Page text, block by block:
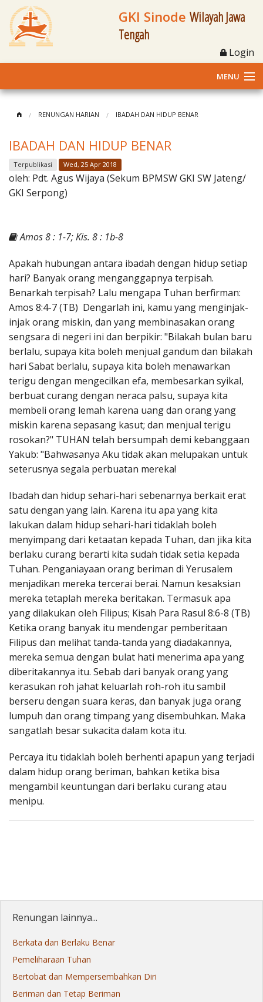
GKI Sinode Wilayah Jawa
Tengah
Login
MENU
Klasis dan Jemaat
Berita Kegiatan
Materi
Penerbitan
RENUNGAN HARIAN IBADAH DAN HIDUP BENAR
IBADAH DAN HIDUP BENAR
Terpublikasi Wed, 25 Apr 2018
oleh: Pdt. Agus Wijaya (Sekum BPMSW GKI SW Jateng/
GKI Serpong)
Amos 8 : 1-7; Kis. 8 : 1b-8
Apakah hubungan antara ibadah dengan hidup setiap
hari? Banyak orang menganggapnya terpisah.
Benarkah terpisah? Lalu mengapa Tuhan berfirman:
Amos 8:4-7 (TB) Dengarlah ini, kamu yang menginjak-
injak orang miskin, dan yang membinasakan orang
sengsara di negeri ini dan berpikir: "Bilakah bulan baru
berlalu, supaya kita boleh menjual gandum dan bilakah
hari Sabat berlalu, supaya kita boleh menawarkan
terigu dengan mengecilkan efa, membesarkan syikal,
berbuat curang dengan neraca palsu, supaya kita
membeli orang lemah karena uang dan orang yang
miskin karena sepasang kasut; dan menjual terigu
rosokan?" TUHAN telah bersumpah demi kebanggaan
Yakub: "Bahwasanya Aku tidak akan melupakan untuk
seterusnya segala perbuatan mereka!
Ibadah dan hidup sehari-hari sebenarnya berkait erat
satu dengan yang lain. Karena itu apa yang kita
lakukan dalam hidup sehari-hari tidaklah boleh
menyimpang dari ketaatan kepada Tuhan, dan jika kita
berlaku curang berarti kita sudah tidak setia kepada
Tuhan. Penganiayaan orang beriman di Yerusalem
menjadikan mereka tercerai berai. Namun kesaksian
mereka tetaplah mereka beritakan. Termasuk apa
yang dilakukan oleh Filipus; Kisah Para Rasul 8:6-8 (TB)
Ketika orang banyak itu mendengar pemberitaan
Filipus dan melihat tanda-tanda yang diadakannya,
mereka semua dengan bulat hati menerima apa yang
diberitakannya itu. Sebab dari banyak orang yang
kerasukan roh jahat keluarlah roh-roh itu sambil
berseru dengan suara keras, dan banyak juga orang
lumpuh dan orang timpang yang disembuhkan. Maka
sangatlah besar sukacita dalam kota itu.
Percaya itu tidaklah boleh berhenti apapun yang terjadi
dalam hidup orang beriman, bahkan ketika bisa
mengambil keuntungan dari berlaku curang atau
menipu.
Renungan lainnya...
Berkata dan Berlaku Benar
Pemeliharaan Tuhan
Bertobat dan Mempersembahkan Diri
Beriman dan Tetap Beriman